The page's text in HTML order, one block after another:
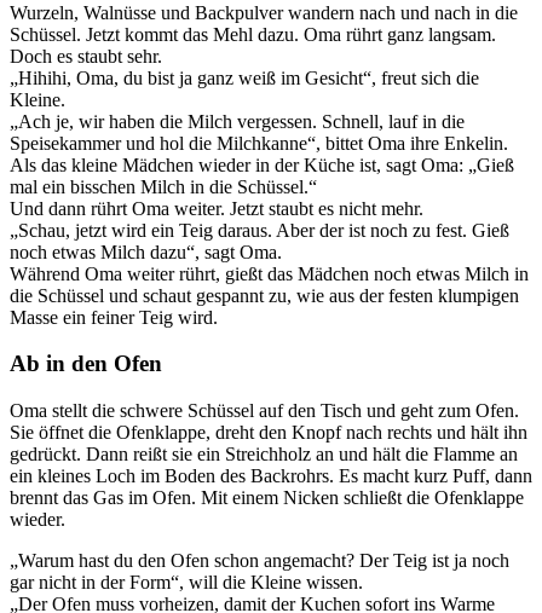
Wurzeln, Walnüsse und Backpulver wandern nach und nach in die
Schüssel. Jetzt kommt das Mehl dazu. Oma rührt ganz langsam.
Doch es staubt sehr.
„Hihihi, Oma, du bist ja ganz weiß im Gesicht“, freut sich die
Kleine.
„Ach je, wir haben die Milch vergessen. Schnell, lauf in die
Speisekammer und hol die Milchkanne“, bittet Oma ihre Enkelin.
Als das kleine Mädchen wieder in der Küche ist, sagt Oma: „Gieß
mal ein bisschen Milch in die Schüssel.“
Und dann rührt Oma weiter. Jetzt staubt es nicht mehr.
„Schau, jetzt wird ein Teig daraus. Aber der ist noch zu fest. Gieß
noch etwas Milch dazu“, sagt Oma.
Während Oma weiter rührt, gießt das Mädchen noch etwas Milch in
die Schüssel und schaut gespannt zu, wie aus der festen klumpigen
Masse ein feiner Teig wird.
Ab in den Ofen
Oma stellt die schwere Schüssel auf den Tisch und geht zum Ofen.
Sie öffnet die Ofenklappe, dreht den Knopf nach rechts und hält ihn
gedrückt. Dann reißt sie ein Streichholz an und hält die Flamme an
ein kleines Loch im Boden des Backrohrs. Es macht kurz Puff, dann
brennt das Gas im Ofen. Mit einem Nicken schließt die Ofenklappe
wieder.
„Warum hast du den Ofen schon angemacht? Der Teig ist ja noch
gar nicht in der Form“, will die Kleine wissen.
„Der Ofen muss vorheizen, damit der Kuchen sofort ins Warme